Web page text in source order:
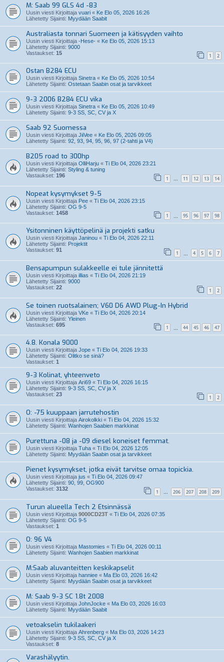
M: Saab 99 GLS 4d -83
Uusin viesti Kirjoittaja vuari « Ke Elo 05, 2026 16:26
Lähetetty Sijainti: Myydään Saabit
Australiasta tonnari Suomeen ja kätisyyden vaihto
Uusin viesti Kirjoittaja -Hese- « Ke Elo 05, 2026 15:13
Lähetetty Sijainti: 9000
Vastaukset: 15 1 2
Ostan B284 ECU
Uusin viesti Kirjoittaja Sinetra « Ke Elo 05, 2026 10:54
Lähetetty Sijainti: Ostetaan Saabin osat ja tarvikkeet
9-3 2006 B284 ECU vika
Uusin viesti Kirjoittaja Sinetra « Ke Elo 05, 2026 10:49
Lähetetty Sijainti: 9-3 SS, SC, CV ja X
Saab 92 Suomessa
Uusin viesti Kirjoittaja JiiVee « Ke Elo 05, 2026 09:05
Lähetetty Sijainti: 92, 93, 94, 95, 96, 97 (2-tahti ja V4)
B205 road to 300hp
Uusin viesti Kirjoittaja OlliHarju « Ti Elo 04, 2026 23:21
Lähetetty Sijainti: Styling & tuning
Vastaukset: 196 1 … 11 12 13 14
Nopeat kysymykset 9-5
Uusin viesti Kirjoittaja Pee « Ti Elo 04, 2026 23:15
Lähetetty Sijainti: OG 9-5
Vastaukset: 1458 1 95 96 97 98
Ysitonninen käyttöpelinä ja projekti satku
Uusin viesti Kirjoittaja Janinou « Ti Elo 04, 2026 22:11
Lähetetty Sijainti: Projektit
Vastaukset: 91 1 4 5 6 7
Bensapumpun sulakkeelle ei tule jännitettä
Uusin viesti Kirjoittaja illias « Ti Elo 04, 2026 21:19
Lähetetty Sijainti: 9000
Vastaukset: 22 1 2
Se toinen ruotsalainen; V60 D6 AWD Plug-In Hybrid
Uusin viesti Kirjoittaja VKe « Ti Elo 04, 2026 20:14
Lähetetty Sijainti: Yleinen
Vastaukset: 695 1 44 45 46 47
4.8. Konala 9000
Uusin viesti Kirjoittaja Jope « Ti Elo 04, 2026 19:33
Lähetetty Sijainti: Olitko se sinä?
Vastaukset: 1
9-3 Kolinat, yhteenveto
Uusin viesti Kirjoittaja Ari69 « Ti Elo 04, 2026 16:15
Lähetetty Sijainti: 9-3 SS, SC, CV ja X
Vastaukset: 23 1 2
O: -75 kuuppaan jarrutehostin
Uusin viesti Kirjoittaja Airokolkki « Ti Elo 04, 2026 15:32
Lähetetty Sijainti: Wanhojen Saabien markkinat
Purettuna -08 ja -09 diesel koneiset femmat.
Uusin viesti Kirjoittaja Tuha « Ti Elo 04, 2026 12:05
Lähetetty Sijainti: Myydään Saabin osat ja tarvikkeet
Pienet kysymykset, jotka eivät tarvitse omaa topickia.
Uusin viesti Kirjoittaja jus « Ti Elo 04, 2026 09:47
Lähetetty Sijainti: 90, 99, OG900
Vastaukset: 3132 1 … 206 207 208 209
Turun alueella Tech 2 Etsinnässä
Uusin viesti Kirjoittaja 9000CD23T « Ti Elo 04, 2026 07:35
Lähetetty Sijainti: OG 9-5
Vastaukset: 1
O: 96 V4
Uusin viesti Kirjoittaja Mastomies « Ti Elo 04, 2026 00:11
Lähetetty Sijainti: Wanhojen Saabien markkinat
M:Saab aluvanteitten keskikapselit
Uusin viesti Kirjoittaja hanniee « Ma Elo 03, 2026 16:42
Lähetetty Sijainti: Myydään Saabin osat ja tarvikkeet
M: Saab 9-3 SC 1.8t 2008
Uusin viesti Kirjoittaja JohnJocke « Ma Elo 03, 2026 16:03
Lähetetty Sijainti: Myydään Saabit
vetoakselin tukilaakeri
Uusin viesti Kirjoittaja Ahrenberg « Ma Elo 03, 2026 14:23
Lähetetty Sijainti: 9-3 SS, SC, CV ja X
Vastaukset: 8
Varashälyytin.